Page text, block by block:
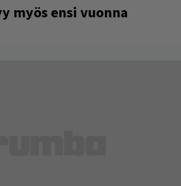
myös ensi vuonna